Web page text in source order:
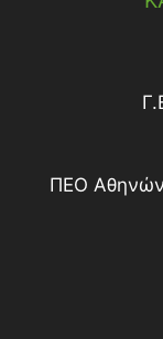
ΠΕΟ Αθηνών